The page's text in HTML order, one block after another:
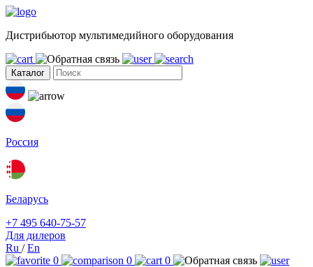
Дистрибьютор мультимедийного оборудования
Каталог
Россия
Беларусь
+7 495 640-75-57
Для дилеров
Ru /En
0
0 0